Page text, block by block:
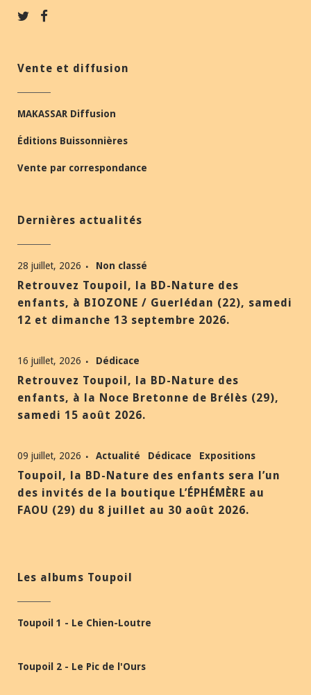
Vente et diffusion
MAKASSAR Diffusion
Éditions Buissonnières
Vente par correspondance
Dernières actualités
28 juillet, 2026 Non classé
Retrouvez Toupoil, la BD-Nature des
enfants, à BIOZONE / Guerlédan (22), samedi
12 et dimanche 13 septembre 2026.
16 juillet, 2026 Dédicace
Retrouvez Toupoil, la BD-Nature des
enfants, à la Noce Bretonne de Brélès (29),
samedi 15 août 2026.
09 juillet, 2026 Actualité Dédicace Expositions
Toupoil, la BD-Nature des enfants sera l’un
des invités de la boutique L’ÉPHÉMÈRE au
FAOU (29) du 8 juillet au 30 août 2026.
Les albums Toupoil
Toupoil 1 - Le Chien-Loutre
Toupoil 2 - Le Pic de l'Ours